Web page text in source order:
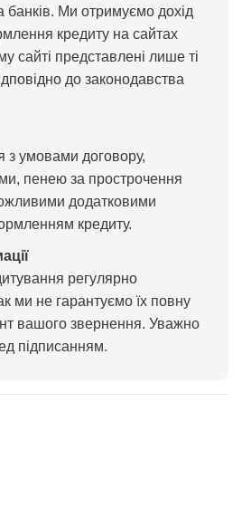
банків. Ми отримуємо дохід
кредиту на сайтах
сайті представлені лише ті
до законодавства
з умовами договору,
пенею за прострочення
додатковими
кредиту.
регулярно
ми не гарантуємо їх повну
вашого звернення. Уважно
підписанням.